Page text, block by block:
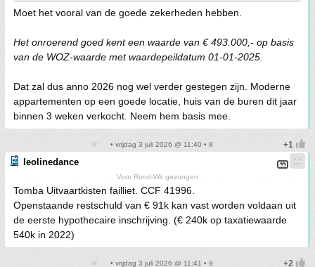
Moet het vooral van de goede zekerheden hebben.
Het onroerend goed kent een waarde van € 493.000,- op basis
van de WOZ-waarde met waardepeildatum 01-01-2025.
Dat zal dus anno 2026 nog wel verder gestegen zijn. Moderne
appartementen op een goede locatie, huis van de buren dit jaar
binnen 3 weken verkocht. Neem hem basis mee.
• vrijdag 3 juli 2026 @ 11:40 • 8
leolinedance
Voor Rood-Wit gezongen
Tomba Uitvaartkisten failliet. CCF 41996.
Openstaande restschuld van € 91k kan vast worden voldaan uit
de eerste hypothecaire inschrijving. (€ 240k op taxatiewaarde
540k in 2022)
• vrijdag 3 juli 2026 @ 11:41 • 9